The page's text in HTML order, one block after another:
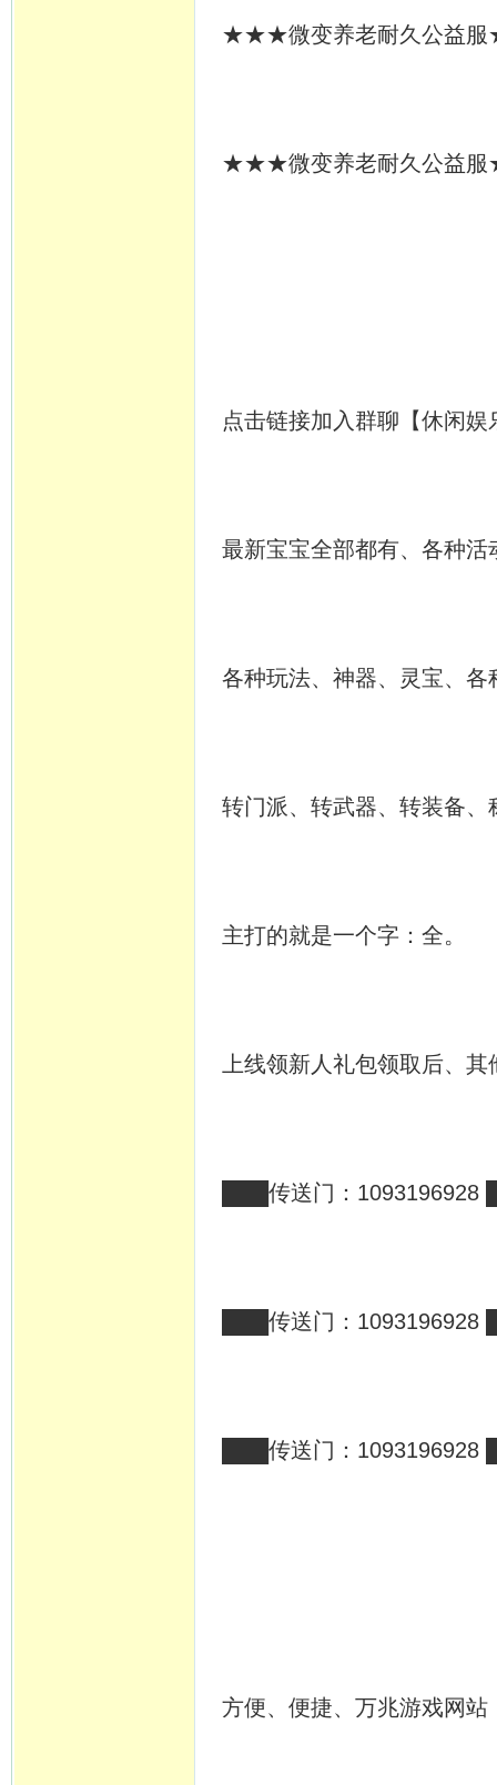
★★★微变养老耐久公益服
★★★微变养老耐久公益服
点击链接加入群聊【休闲
最新宝宝全部都有、各种活
各种玩法、神器、灵宝、各
转门派、转武器、转装备、
主打的就是一个字：全。
上线领新人礼包领取后、
███传送门：
███传送门：
███传送门：
方便、便捷、万兆游戏网站